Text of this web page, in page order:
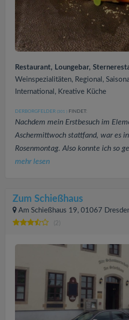
Restaurant, Loungebar,
Weinspezialitäten, Regional,
International, Kreative Küche
DERBORGFELDER (301 ) FINDET:
Nachdem mein Erstbesuch im
Aschermittwoch stattfand, war es
Rosenmontag. Also konnte ich so
mehr lesen
Zum Schießhaus
Am Schießhaus 19, 01067
(2)